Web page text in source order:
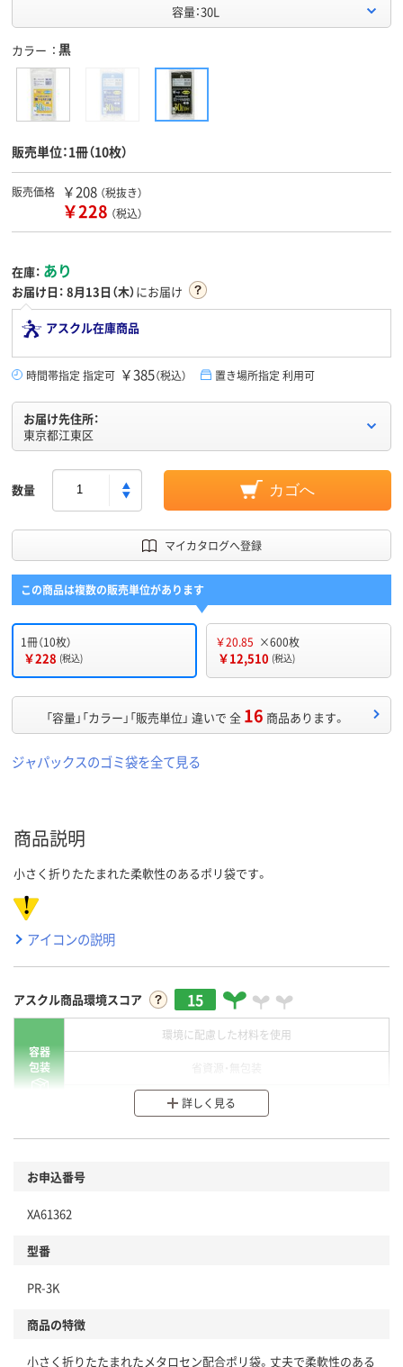
容量：30L
カラー 黒
販売単位：1冊（10枚）
販売価格 ￥208 （税抜き）
￥228 （税込）
在庫： あり
お届け日： 8月13日（木）にお届け
アスクル在庫商品
時間帯指定 指定可 ￥385（税込） 置き場所指定 利用可
お届け先住所：
東京都江東区
数量 カゴへ
マイカタログへ登録
この商品は複数の販売単位があります
1冊（10枚）
￥228 (税込)
￥20.85 ×600枚
￥12,510 (税込)
「容量」「カラー」「販売単位」 違いで 全 16 商品あります。
ジャパックスのゴミ袋を全て見る
商品説明
小さく折りたたまれた柔軟性のあるポリ袋です。
アイコンの説明
アスクル商品環境スコア 15
容器
包装
環境に配慮した材料を使用
分別・リサイクルしやすい設計
本体
仕組
詳しく見る
お申込番号
XA61362
型番
PR-3K
商品の特徴
小さく折りたたまれたメタロセン配合ポリ袋。丈夫で柔軟性のある